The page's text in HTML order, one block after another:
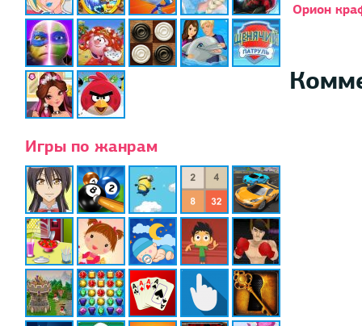
Игры по жанрам
Орион